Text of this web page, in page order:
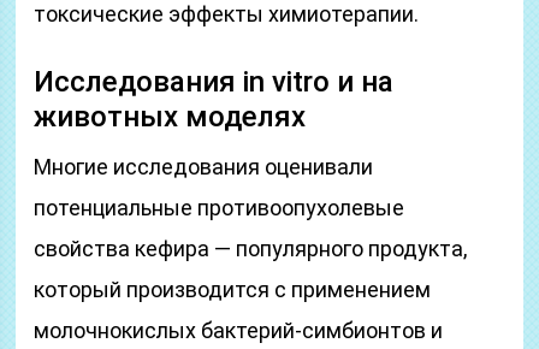
токсические эффекты химиотерапии.
Исследования in vitro и на
животных моделях
Многие исследования оценивали
потенциальные противоопухолевые
свойства кефира — популярного продукта,
который производится с применением
молочнокислых бактерий-симбионтов и